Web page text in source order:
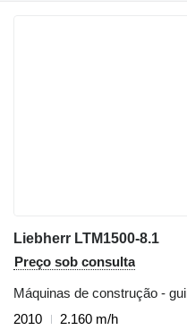
Liebherr LTM1500-8.1
Preço sob consulta
Máquinas de construção -
2010
2.160 m/h